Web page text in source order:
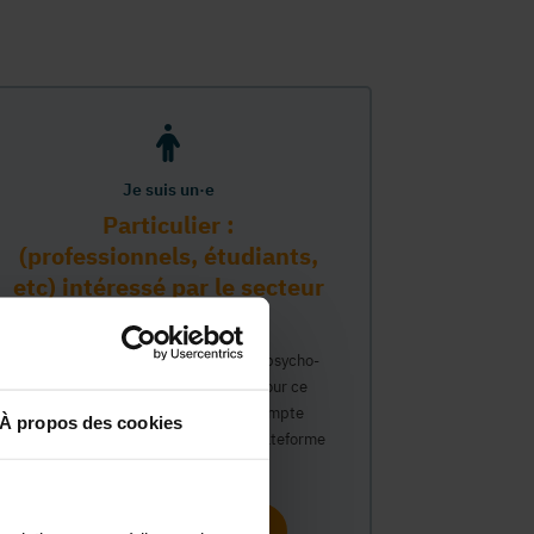
À propos des cookies
Je suis un·e
Particulier :
(professionnels, étudiants,
etc) intéressé par le secteur
PMS
Vous travaillez déjà dans le secteur psycho-
médico-social ou avez un intérêt pour ce
secteur et souhaitez obtenir un compte
personnel pour interagir sur notre plateforme